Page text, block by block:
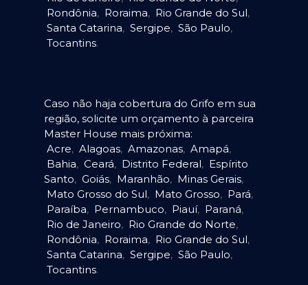
Rondônia, Roraima, Rio Grande do Sul,
Santa Catarina, Sergipe, São Paulo,
Tocantins.
Caso não haja cobertura do Grifo em sua
região, solicite um orçamento à parceira
Master House mais próxima:
Acre, Alagoas, Amazonas, Amapá,
Bahia, Ceará, Distrito Federal, Espírito
Santo, Goiás, Maranhão, Minas Gerais,
Mato Grosso do Sul, Mato Grosso, Pará,
Paraíba, Pernambuco, Piauí, Paraná,
Rio de Janeiro, Rio Grande do Norte,
Rondônia, Roraima, Rio Grande do Sul,
Santa Catarina, Sergipe, São Paulo,
Tocantins.